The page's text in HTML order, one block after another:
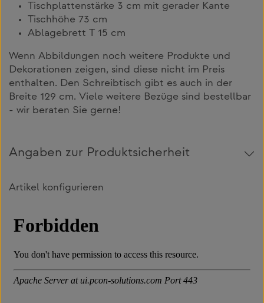
Tischplattenstärke 3 cm mit gerader Kante
Tischhöhe 73 cm
Ablagebrett T 15 cm
Wenn Abbildungen noch weitere Produkte und
Dekorationen zeigen, sind diese nicht im Preis
enthalten. Den Schreibtisch gibt es auch in der
Breite 129 cm. Viele weitere Bezüge sind bestellbar
- wir beraten Sie gerne!
Angaben zur Produktsicherheit
Artikel konfigurieren